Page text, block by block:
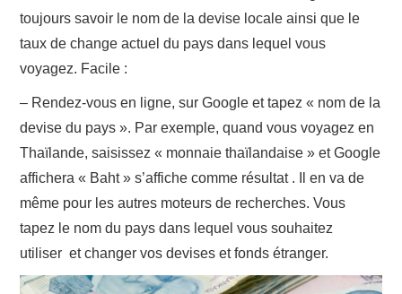
toujours savoir le nom de la devise locale ainsi que le
taux de change actuel du pays dans lequel vous
voyagez. Facile :
– Rendez-vous en ligne, sur Google et tapez « nom de la
devise du pays ». Par exemple, quand vous voyagez en
Thaïlande, saisissez « monnaie thaïlandaise » et Google
affichera « Baht » s’affiche comme résultat . Il en va de
même pour les autres moteurs de recherches. Vous
tapez le nom du pays dans lequel vous souhaitez
utiliser et changer vos devises et fonds étranger.